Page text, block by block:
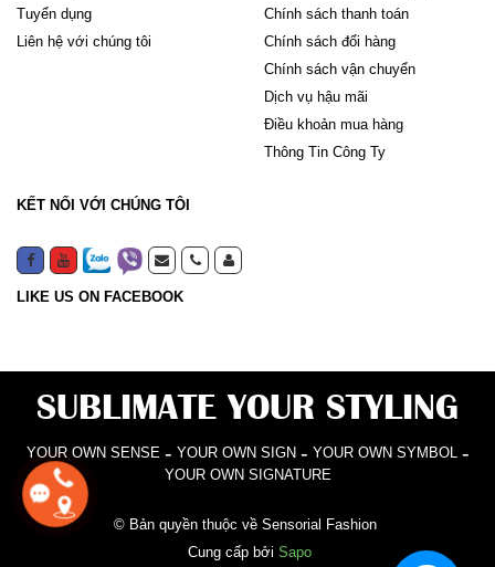
Tuyển dụng
Liên hệ với chúng tôi
Chính sách thanh toán
Chính sách đổi hàng
Chính sách vận chuyển
Dịch vụ hậu mãi
Điều khoản mua hàng
Thông Tin Công Ty
KẾT NỐI VỚI CHÚNG TÔI
LIKE US ON FACEBOOK
SUBLIMATE YOUR STYLING
YOUR OWN SENSE - YOUR OWN SIGN - YOUR OWN SYMBOL -
YOUR OWN SIGNATURE
© Bản quyền thuộc về Sensorial Fashion
Cung cấp bởi Sapo